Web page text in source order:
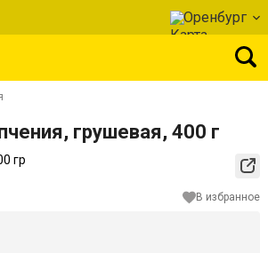
Оренбург
грушевая, 400 г
В избранное